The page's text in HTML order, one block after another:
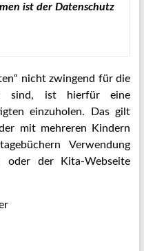
ist der Datenschutz
nicht zwingend für die
sind, ist hierfür eine
einzuholen. Das gilt
mit mehreren Kindern
Verwendung
der Kita-Webseite